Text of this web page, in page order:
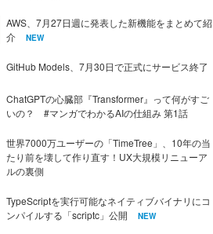
AWS、7月27日週に発表した新機能をまとめて紹
介
NEW
GitHub Models、7月30日で正式にサービス終了
ChatGPTの心臓部『Transformer』って何がすご
いの？ #マンガでわかるAIの仕組み 第1話
世界7000万ユーザーの「TimeTree」、10年の当
たり前を壊して作り直す！UX大規模リニューア
ルの裏側
TypeScriptを実行可能なネイティブバイナリにコ
ンパイルする「scriptc」公開
NEW